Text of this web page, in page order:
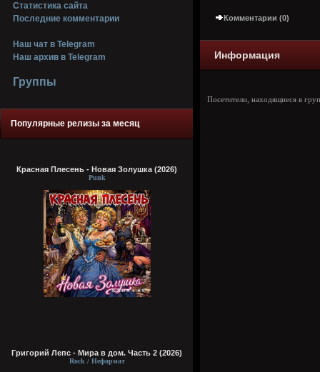
Статистика сайта
Последние комментарии
Наш чат в Telegram
Наш архив в Telegram
Группы
Популярные релизы за месяц
Красная Плесень - Новая Золушка (2026)
Punk
Григорий Лепс - Мира в дом. Часть 2 (2026)
Rock / Неформат
Комментарии (0)
Информация
Посетители, находящиеся в